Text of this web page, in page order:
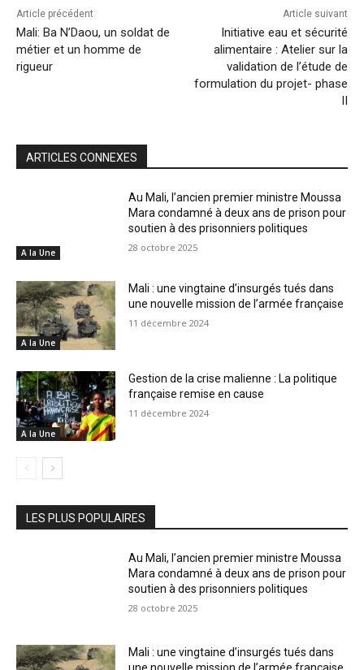
Article précédent
Mali: Ba N’Daou, un soldat de
métier et un homme de
rigueur
Article suivant
Initiative eau et sécurité
alimentaire : Atelier sur la
validation de l’étude de
formulation du projet- phase
II
ARTICLES CONNEXES
A la Une
Au Mali, l’ancien premier ministre Moussa
Mara condamné à deux ans de prison pour
soutien à des prisonniers politiques
28 octobre 2025
A la Une
Mali : une vingtaine d’insurgés tués dans
une nouvelle mission de l’armée française
11 décembre 2024
A la Une
Gestion de la crise malienne : La politique
française remise en cause
11 décembre 2024
LES PLUS POPULAIRES
Au Mali, l’ancien premier ministre Moussa
Mara condamné à deux ans de prison pour
soutien à des prisonniers politiques
28 octobre 2025
Mali : une vingtaine d’insurgés tués dans
une nouvelle mission de l’armée française